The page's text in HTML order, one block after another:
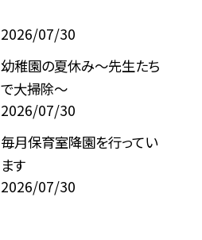
2026/07/30
幼稚園の夏休み～先生たち
で大掃除～
2026/07/30
毎月保育室降園を行ってい
ます
2026/07/30